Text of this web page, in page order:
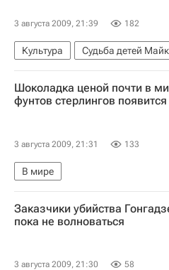
3 августа 2009, 21:39 182
Культура Судьба детей
Шоколадка ценой почти в
фунтов стерлингов
3 августа 2009, 21:31 133
В мире
Заказчики убийства
пока не волноваться
3 августа 2009, 21:30 58